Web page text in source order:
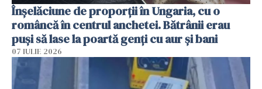
Înșelăciune de proporții în Ungaria, cu o
româncă în centrul anchetei. Bătrânii erau
puși să lase la poartă genți cu aur și bani
07 IULIE 2026